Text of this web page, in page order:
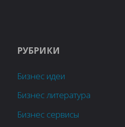
РУБРИКИ
Бизнес идеи
Бизнес литература
Бизнес сервисы